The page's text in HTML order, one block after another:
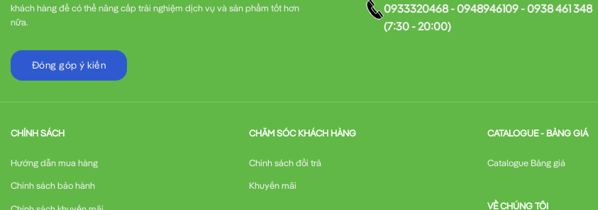
khách hàng để có thể nâng cấp trải nghiệm dịch vụ và sản phẩm tốt hơn
nữa.
Đóng góp ý kiến
0933320468 - 0948946109 - 0938 461 348
(7:30 - 20:00)
CHÍNH SÁCH
Hướng dẫn mua hàng
Chính sách bảo hành
CHĂM SÓC KHÁCH HÀNG
Chính sách đổi trả
Khuyến mãi
CATALOGUE - BẢNG GIÁ
Catalogue Bảng giá
VỀ CHÚNG TÔI